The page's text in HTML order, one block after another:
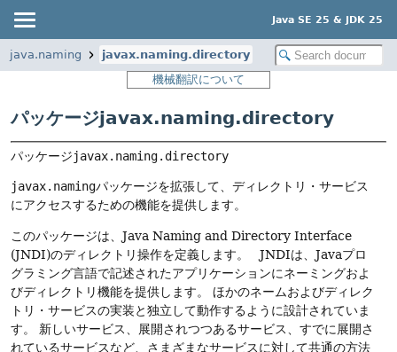
Java SE 25 & JDK 25
java.naming
javax.naming.directory
機械翻訳について
パッケージjavax.naming.directory
パッケージjavax.naming.directory
javax.namingパッケージを拡張して、ディレクトリ・サービス
にアクセスするための機能を提供します。
このパッケージは、Java Naming and Directory Interface
(JNDI)のディレクトリ操作を定義します。
JNDIは、Javaプロ
グラミング言語で記述されたアプリケーションにネーミングおよ
びディレクトリ機能を提供します。
ほかのネームおよびディレク
トリ・サービスの実装と独立して動作するように設計されていま
す。
新しいサービス、展開されつつあるサービス、すでに展開さ
れているサービスなど、さまざまなサービスに対して共通の方法